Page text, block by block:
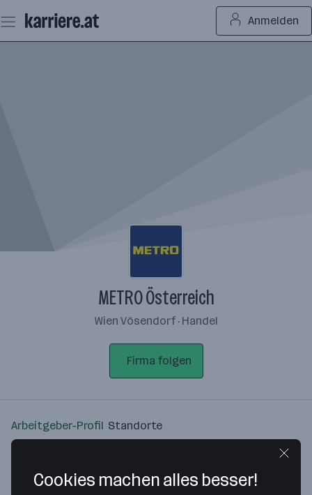
Seiteninhalt
springen
Anmelden
METRO Österreich
Wien Vösendorf · Handel
Firma folgen
Arbeitgeber-Profil Standorte
Cookies machen alles besser!